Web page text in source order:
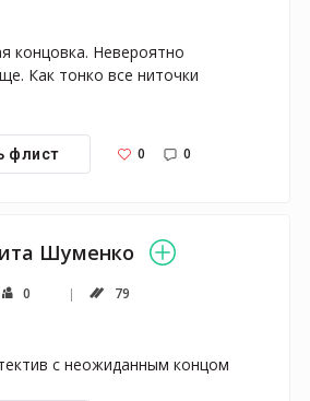
концовка. Невероятно
Как тонко все ниточки
флист 0 0
Шуменко
0 79
с неожиданным концом